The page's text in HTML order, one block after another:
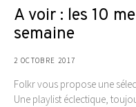
A voir : les 10
semaine
2 OCTOBRE 2017
Folkr vous propose une
Une playlist éclectique,